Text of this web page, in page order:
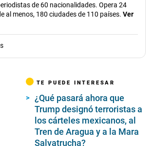
de 60 nacionalidades. Opera 24
al menos, 180 ciudades de 110 países. Ver
TE PUEDE INTERESAR
¿Qué pasará ahora que
Trump designó terroristas a
los cárteles mexicanos, al
Tren de Aragua y a la Mara
Salvatrucha?